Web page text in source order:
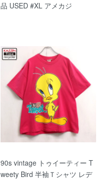
品 USED #XL アメカジ
90s vintage トゥイーティー T
weety Bird 半袖Ｔシャツ レデ